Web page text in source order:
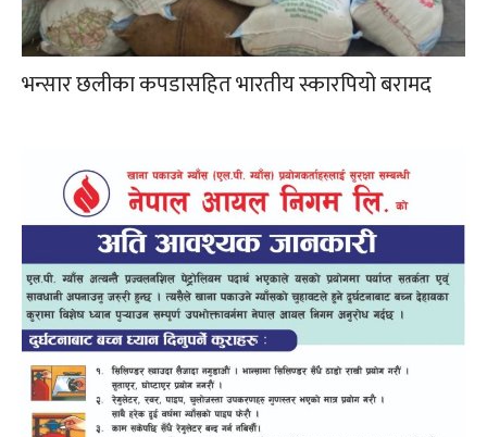
भन्सार छलीका कपडासहित भारतीय स्कारपियो बरामद